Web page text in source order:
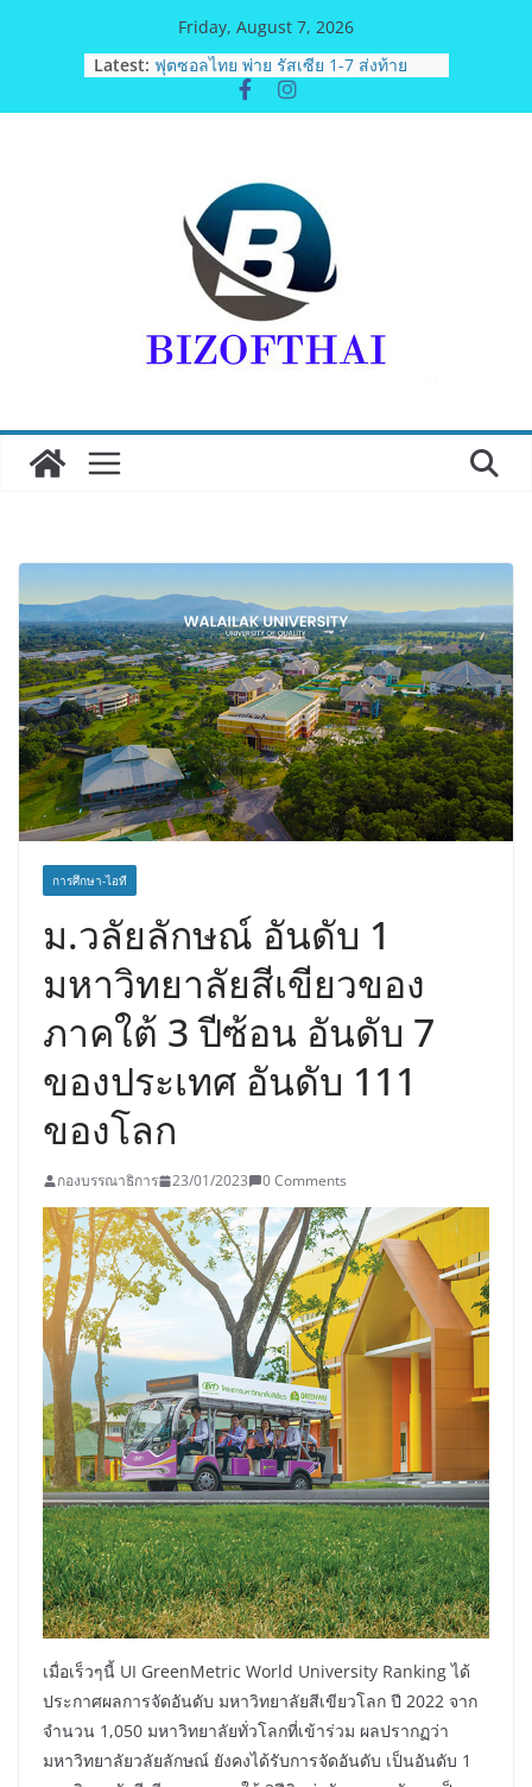
Friday, August 7, 2026
Latest: มทร.กรุงเทพ โต้ข่าวเท็จยันดำเนินงาน
ตามธรรมาภิบาล แจงชัด MOU–
หลักสูตร–วีซ่าถูกต้องตามกฎหมาย พร้อม
รายการ คอนติเนนทัล ฟุตซอล
แชมเปี้ยนชิพ 2026
ททท. เดินหน้ารุกตลาด Corporate
Travel ดึงเอเย่นต์กว่า 52 บริษัท ทดสอบ
เส้นทางท่องเที่ยว Corporate ยกระดับ
ภาคตะวันออกสู่จุดหมายปลายทาง
คุณภาพ
ททท. ต้อนรับเที่ยวบินปฐมฤกษ์สายการ
บิน TransNusa Airlines เส้นทาง
ตอนบน
การศึกษา-ไอที
ม.วลัยลักษณ์ อันดับ 1
มหาวิทยาลัยสีเขียวของ
ภาคใต้ 3 ปีซ้อน อันดับ 7
ของประเทศ อันดับ 111
ของโลก
กองบรรณาธิการ 23/01/2023 0 Comments
เมื่อเร็วๆนี้ UI GreenMetric World University Ranking ได้
ประกาศผลการจัดอันดับ มหาวิทยาลัยสีเขียวโลก ปี 2022 จาก
จำนวน 1,050 มหาวิทยาลัยทั่วโลกที่เข้าร่วม ผลปรากฏว่า
มหาวิทยาลัยวลัยลักษณ์ ยังคงได้รับการจัดอันดับ เป็นอันดับ 1